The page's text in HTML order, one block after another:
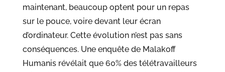
maintenant, beaucoup optent pour un repas
sur le pouce, voire devant leur écran
d’ordinateur. Cette évolution n’est pas sans
conséquences. Une enquête de Malakoff
Humanis révélait que 60% des télétravailleurs